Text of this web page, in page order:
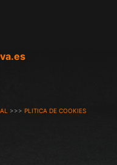
>>> PLITICA DE COOKIES